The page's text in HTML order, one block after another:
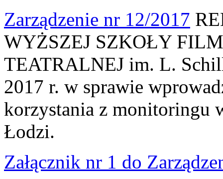
Zarządzenie nr 12/2017
WYŻSZEJ SZKOŁY
TEATRALNEJ im. L.
2017 r. w sprawie
korzystania z monitoringu
Łodzi.
Załącznik nr 1 do